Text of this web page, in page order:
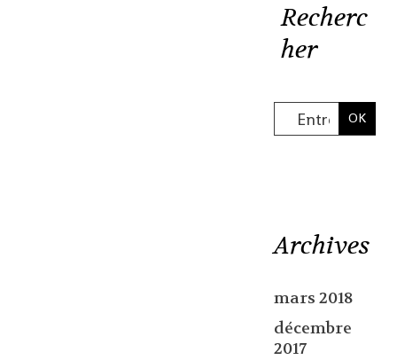
Recherc
her
Archives
mars 2018
décembre
2017